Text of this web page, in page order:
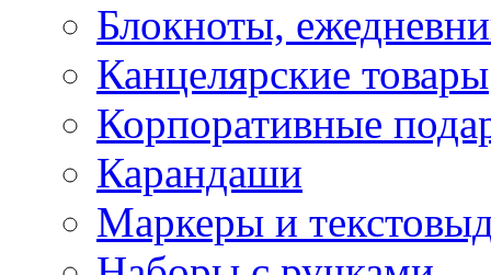
Блокноты,
Канцелярские товары
Корпоративные
Карандаши
Маркеры и